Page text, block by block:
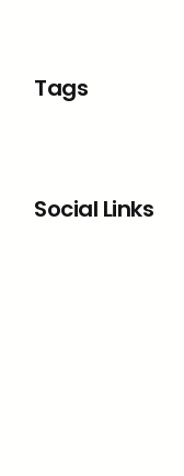
Tags
Social Links